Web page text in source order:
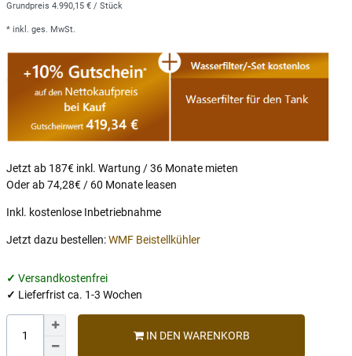
Grundpreis 4.990,15 € / Stück
* inkl. ges. MwSt.
Jetzt ab 187€ inkl. Wartung / 36 Monate mieten
Oder ab 74,28€ / 60 Monate leasen
Inkl. kostenlose Inbetriebnahme
Jetzt dazu bestellen:WMF Beistellkühler
✓ Versandkostenfrei
✓ Lieferfrist ca. 1-3 Wochen
IN DEN WARENKORB